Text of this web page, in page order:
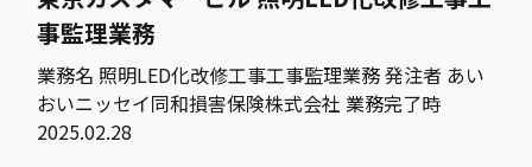
事監理業務
業務名 照明LED化改修工事工事監理業務 発注者 あい
おいニッセイ同和損害保険株式会社 業務完了時
2025.02.28